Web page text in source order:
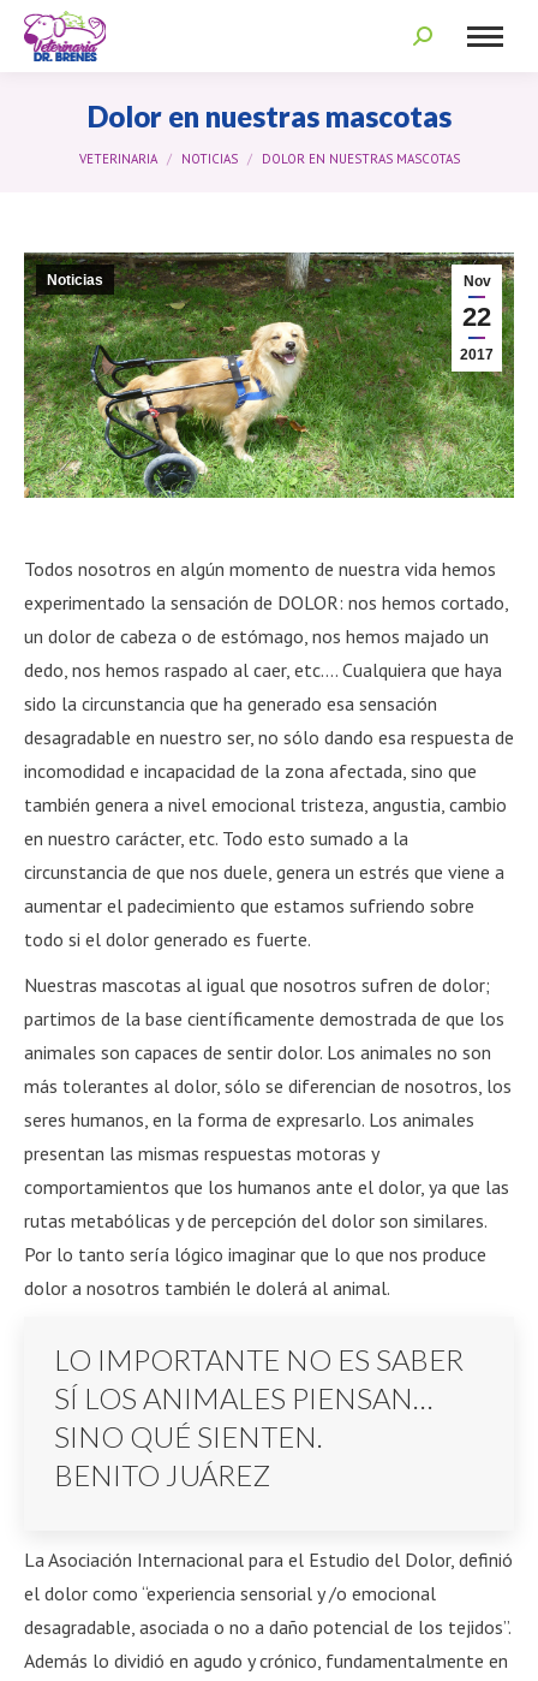
Search:
Dolor en nuestras mascotas
You are here:
VETERINARIA NOTICIAS DOLOR EN NUESTRAS MASCOTAS
Nov
22
2017
Noticias
Todos nosotros en algún momento de nuestra vida hemos
experimentado la sensación de DOLOR: nos hemos cortado,
un dolor de cabeza o de estómago, nos hemos majado un
dedo, nos hemos raspado al caer, etc.… Cualquiera que haya
sido la circunstancia que ha generado esa sensación
desagradable en nuestro ser, no sólo dando esa respuesta de
incomodidad e incapacidad de la zona afectada, sino que
también genera a nivel emocional tristeza, angustia, cambio
en nuestro carácter, etc. Todo esto sumado a la
circunstancia de que nos duele, genera un estrés que viene a
aumentar el padecimiento que estamos sufriendo sobre
todo si el dolor generado es fuerte.
Nuestras mascotas al igual que nosotros sufren de dolor;
partimos de la base científicamente demostrada de que los
animales son capaces de sentir dolor. Los animales no son
más tolerantes al dolor, sólo se diferencian de nosotros, los
seres humanos, en la forma de expresarlo. Los animales
presentan las mismas respuestas motoras y
comportamientos que los humanos ante el dolor, ya que las
rutas metabólicas y de percepción del dolor son similares.
Por lo tanto sería lógico imaginar que lo que nos produce
dolor a nosotros también le dolerá al animal.
LO IMPORTANTE NO ES SABER
SÍ LOS ANIMALES PIENSAN…
SINO QUÉ SIENTEN.
BENITO JUÁREZ
La Asociación Internacional para el Estudio del Dolor, definió
el dolor como “experiencia sensorial y /o emocional
desagradable, asociada o no a daño potencial de los tejidos”.
Además lo dividió en agudo y crónico, fundamentalmente en